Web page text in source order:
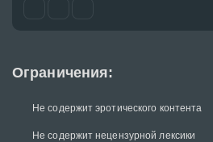
Ограничения:
Не содержит эротического контента
Не содержит нецензурной лексики